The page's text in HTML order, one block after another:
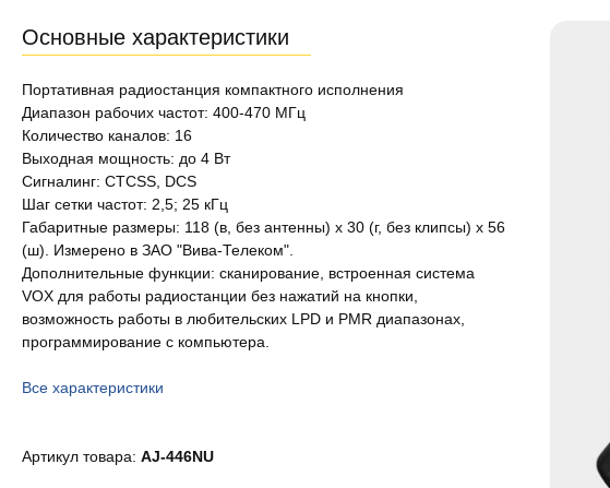
Основные характеристики
Портативная радиостанция компактного исполнения
Диапазон рабочих частот: 400-470 МГц
Количество каналов: 16
Выходная мощность: до 4 Вт
Сигналинг: CTCSS, DCS
Шаг сетки частот: 2,5; 25 кГц
Габаритные размеры: 118 (в, без антенны) х 30 (г, без клипсы) х 56
(ш). Измерено в ЗАО "Вива-Телеком".
Дополнительные функции: сканирование, встроенная система
VOX для работы радиостанции без нажатий на кнопки,
возможность работы в любительских LPD и PMR диапазонах,
программирование с компьютера.
Все характеристики
Артикул товара: AJ-446NU